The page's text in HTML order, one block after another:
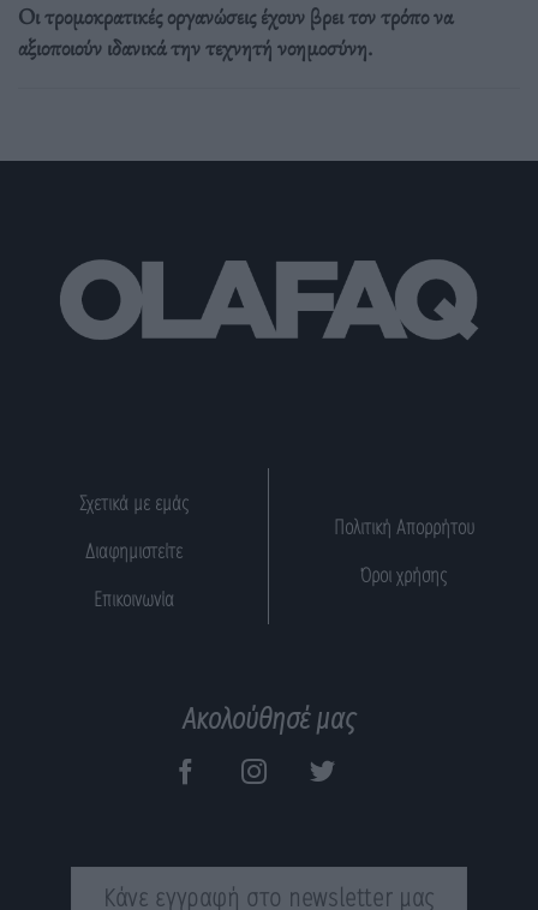
Οι τρομοκρατικές οργανώσεις έχουν βρει τον τρόπο να
αξιοποιούν ιδανικά την τεχνητή νοημοσύνη.
Σχετικά με εμάς
Διαφημιστείτε
Επικοινωνία
Πολιτική Απορρήτου
Όροι χρήσης
Ακολούθησέ μας
Κάνε εγγραφή στο newsletter μας